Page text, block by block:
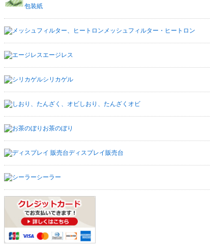
包装紙
メッシュフィルター・ヒートロン
エージレス
シリカゲル
しおり、たんざくオビ
お茶のぼり
ディスプレイ販売台
シーラー